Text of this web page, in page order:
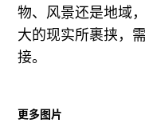
物、风景还是地域
大的现实所裹挟，
接。
更多图片